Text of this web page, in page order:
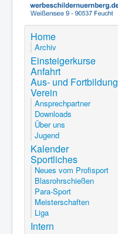
Home
Archiv
Einsteigerkurse
Anfahrt
Aus- und Fortbildung
Verein
Ansprechpartner
Downloads
Über uns
Jugend
Kalender
Sportliches
Neues vom Profisport
Blasrohrschießen
Para-Sport
Meisterschaften
Liga
Intern